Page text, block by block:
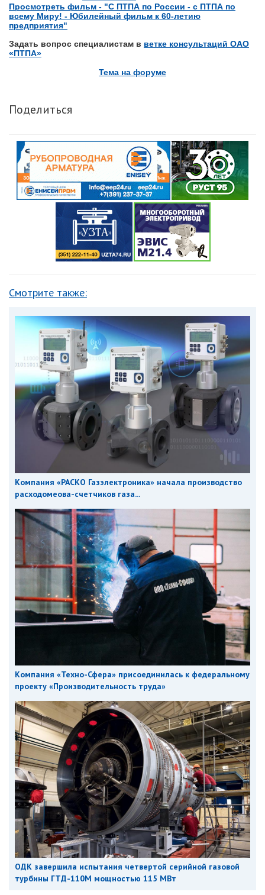
Просмотреть фильм - "С ПТПА по России - с ПТПА по
всему Миру! - Юбилейный фильм к 60-летию
предприятия"
Задать вопрос специалистам в ветке консультаций ОАО
«ПТПА»
Тема на форуме
Поделиться
Смотрите также:
Компания «РАСКО Газэлектроника» начала производство
расходомеова-счетчиков газа...
Компания «Техно-Сфера» присоединилась к федеральному
проекту «Производительность труда»
ОДК завершила испытания четвертой серийной газовой
турбины ГТД-110М мощностью 115 МВт